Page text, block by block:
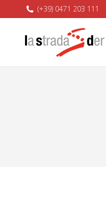
(+39) 0471 203 111